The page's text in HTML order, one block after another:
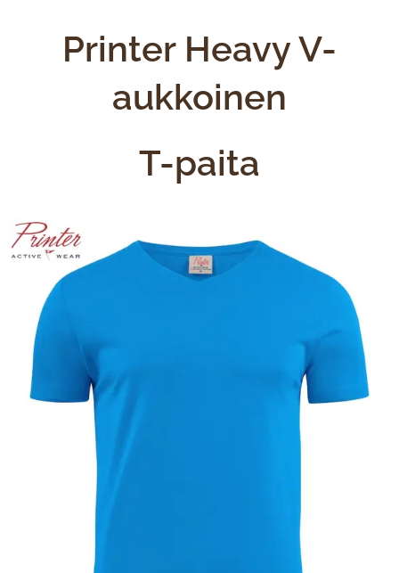
Printer Heavy V-
aukkoinen
T-paita